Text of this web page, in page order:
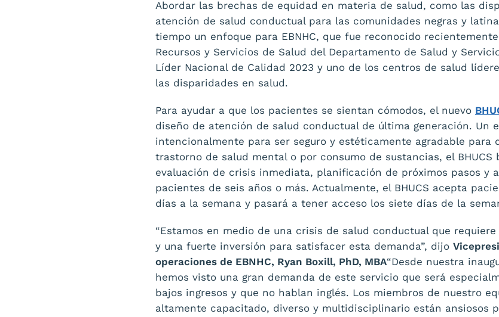
Abordar las brechas de equidad en materia de salud, como las
atención de salud conductual para las comunidades negras y
tiempo un enfoque para EBNHC, que fue reconocido
Recursos y Servicios de Salud del Departamento de Salud y
Líder Nacional de Calidad 2023 y uno de los centros de salud
las disparidades en salud.
Para ayudar a que los pacientes se sientan cómodos, el nuevo
diseño de atención de salud conductual de última generación. Un
intencionalmente para ser seguro y estéticamente agradable para
trastorno de salud mental o por consumo de sustancias, el BHUCS
evaluación de crisis inmediata, planificación de próximos pasos y
pacientes de seis años o más. Actualmente, el BHUCS acepta
días a la semana y pasará a tener acceso los siete días de la
“Estamos en medio de una crisis de salud conductual que
y una fuerte inversión para satisfacer esta demanda”, dijo
operaciones de EBNHC, Ryan Boxill, PhD, MBA“Desde nuestra
hemos visto una gran demanda de este servicio que será
bajos ingresos y que no hablan inglés. Los miembros de nuestro
altamente capacitado, diverso y multidisciplinario están ansiosos